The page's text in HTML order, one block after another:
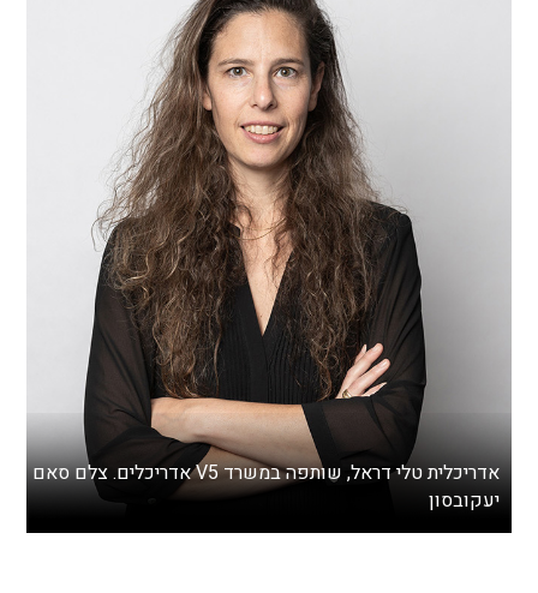
אדריכלית טלי דראל, שותפה במשרד V5 אדריכלים. צלם סאם
יעקובסון